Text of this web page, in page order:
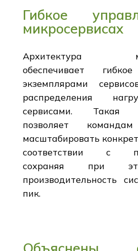
Гибкое
микросервисах
Архитектура
обеспечивает
экземплярами
распределения
сервисами. Такая
позволяет
масштабировать
соответствии с
сохраняя при
производительность
пик.